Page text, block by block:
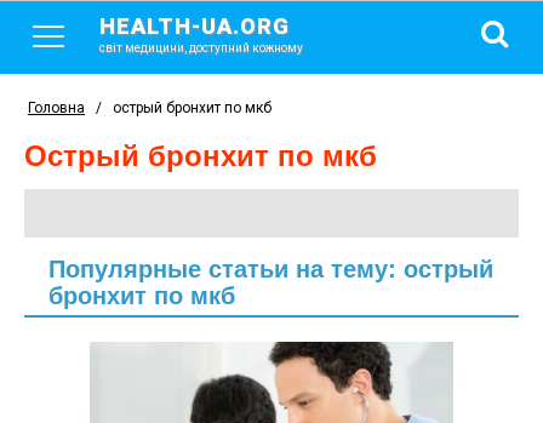
HEALTH-UA.ORG
світ медицини, доступний кожному
Головна / острый бронхит по мкб
острый бронхит по мкб
Популярные статьи на тему: острый
бронхит по мкб